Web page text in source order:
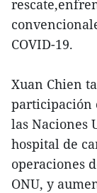
COVID-19.
Xuan Chien
participación
las Naciones
hospital de
operaciones
ONU, y